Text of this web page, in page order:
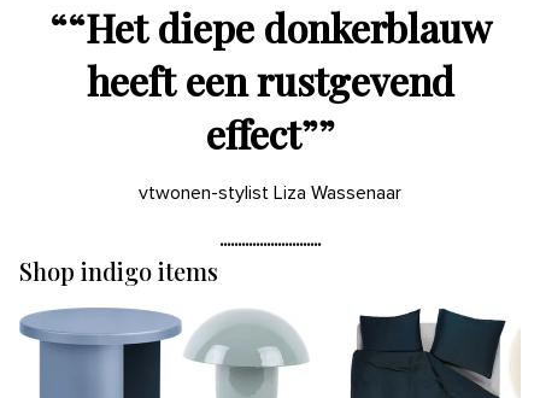
““Het diepe donkerblauw
heeft een rustgevend
effect””
vtwonen-stylist Liza Wassenaar
Shop indigo items